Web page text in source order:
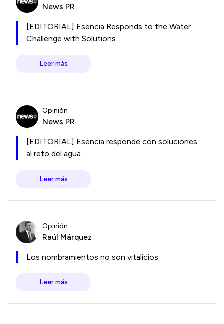
News PR
[EDITORIAL] Esencia Responds to the Water
Challenge with Solutions
Leer más
Opinión
News PR
[EDITORIAL] Esencia responde con soluciones
al reto del agua
Leer más
Opinión
Raúl Márquez
Los nombramientos no son vitalicios
Leer más